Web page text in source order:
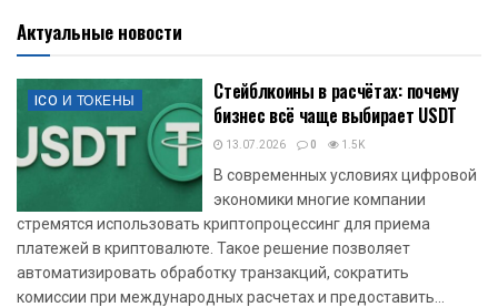
Актуальные новости
ICO И ТОКЕНЫ
Стейблкоины в расчётах: почему
бизнес всё чаще выбирает USDT
13.07.2026 0 1.5K
В современных условиях цифровой
экономики многие компании
стремятся использовать криптопроцессинг для приема
платежей в криптовалюте. Такое решение позволяет
автоматизировать обработку транзакций, сократить
комиссии при международных расчетах и предоставить...